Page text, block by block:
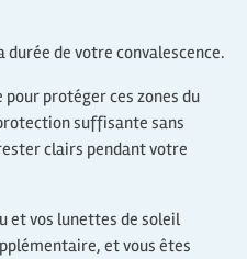
de votre convalescence.
protéger ces zones du
suffisante sans
clairs pendant votre
et vos lunettes de soleil
et vous êtes